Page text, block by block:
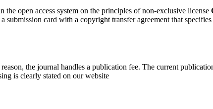
the open access system on the principles of non-exclusive license
submission card with a copyright transfer agreement that
the journal handles a publication fee. The current
is clearly stated on our website